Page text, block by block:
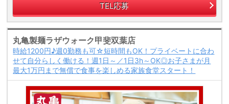
TEL応募
丸亀製麺ラザウォーク甲斐双葉店
時給1200円♪週0勤務も可☆短時間もOK！プライベートに合わ
せて自分らしく働ける！週1日～／1日3h～OK◎お子さまが月
最大1万円まで無償で食事を楽しめる家族食堂スタート！